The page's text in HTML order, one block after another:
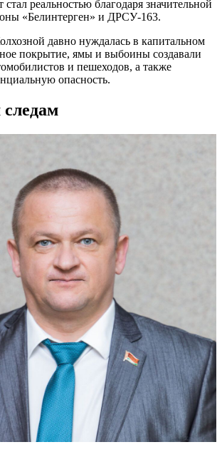
реальностью благодаря значительной
«Белинтерген» и ДРСУ-163.
давно нуждалась в капитальном
покрытие, ямы и выбоины создавали
и пешеходов, а также
опасность.